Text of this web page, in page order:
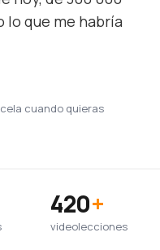
lo que me habría
cuando quieras
420+
videolecciones